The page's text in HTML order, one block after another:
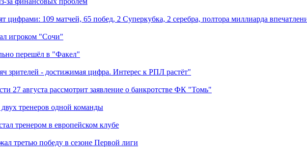
109 матчей, 65 побед, 2 Суперкубка, 2 серебра, полтора миллиарда
игроком "Сочи"
перешёл в "Факел"
зрителей - достижимая цифра. Интерес к РПЛ растёт"
27 августа рассмотрит заявление о банкротстве ФК "Томь"
двух тренеров одной команды
тренером в европейском клубе
третью победу в сезоне Первой лиги